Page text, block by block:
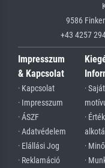
9586
+43 4257
Impresszum
& Kapcsolat
· Kapcsolat
· Impresszum
· ÁSZF
· Adatvédelem
· Elállási Jog
· Reklamáció
· Saját
·
·
·